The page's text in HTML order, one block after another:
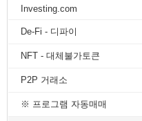
Investing.com
De-Fi - 디파이
NFT - 대체불가토큰
P2P 거래소
※ 프로그램 자동매매